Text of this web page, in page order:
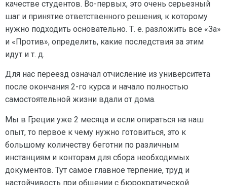
качестве студентов. Во-первых, это очень серьезный
шаг и принятие ответственного решения, к которому
нужно подходить основательно. Т. е. разложить все «За»
и «Против», определить, какие последствия за этим
идут и т. д.
Для нас переезд означал отчисление из университета
после окончания 2-го курса и начало полностью
самостоятельной жизни вдали от дома.
Мы в Греции уже 2 месяца и если опираться на наш
опыт, то первое к чему нужно готовиться, это к
большому количеству беготни по различным
инстанциям и конторам для сбора необходимых
документов. Тут самое главное терпение, труд и
настойчивость при общении с бюрократической